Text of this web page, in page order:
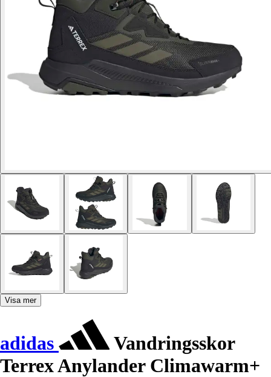
Visa mer
adidas
Vandringsskor
Terrex Anylander Climawarm+